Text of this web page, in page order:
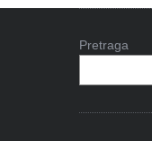
Pretraga